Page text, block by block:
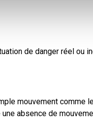
de danger réel ou
mouvement comme
absence de